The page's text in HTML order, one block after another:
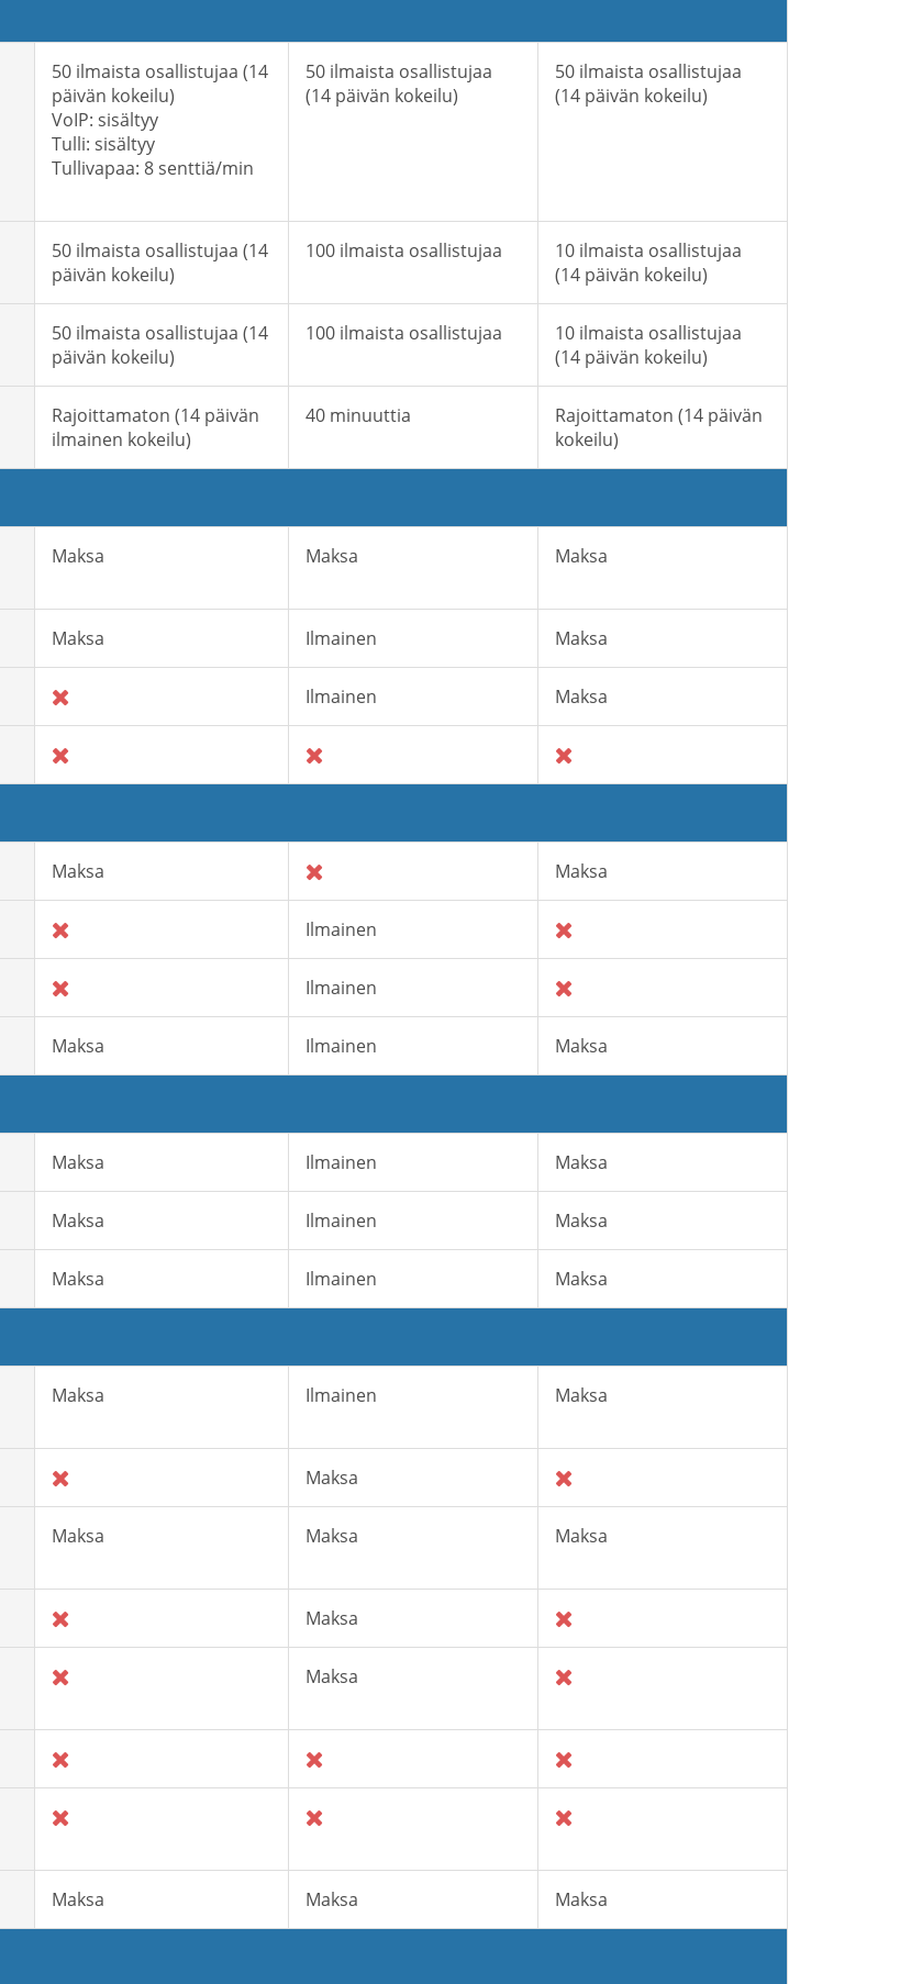
50 ilmaista osallistujaa (14
päivän kokeilu)
VoIP: sisältyy
Tulli: sisältyy
Tullivapaa: 8 senttiä/min
50 ilmaista osallistujaa
(14 päivän kokeilu)
50 ilmaista osallistujaa
(14 päivän kokeilu)
50 ilmaista osallistujaa (14
päivän kokeilu)
100 ilmaista osallistujaa
10 ilmaista osallistujaa
(14 päivän kokeilu)
50 ilmaista osallistujaa (14
päivän kokeilu)
100 ilmaista osallistujaa
10 ilmaista osallistujaa
(14 päivän kokeilu)
Rajoittamaton (14 päivän
ilmainen kokeilu)
40 minuuttia
Rajoittamaton (14 päivän
kokeilu)
Maksa Maksa Maksa
Maksa Ilmainen Maksa
Ilmainen Maksa
Maksa Maksa
Ilmainen
Ilmainen
Maksa Ilmainen Maksa
Maksa Ilmainen Maksa
Maksa Ilmainen Maksa
Maksa Ilmainen Maksa
Maksa Ilmainen Maksa
Maksa
Maksa Maksa Maksa
Maksa
Maksa
Maksa Maksa Maksa